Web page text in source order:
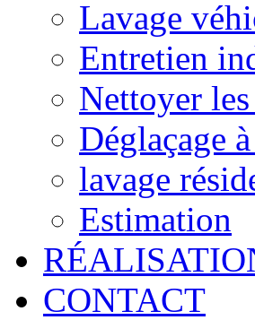
Lavage
Entretien
Nettoyer
Déglaçage
lavage
Estimation
CONTACT